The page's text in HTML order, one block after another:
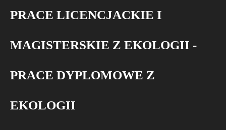
PRACE LICENCJACKIE I
MAGISTERSKIE Z EKOLOGII -
PRACE DYPLOMOWE Z
EKOLOGII